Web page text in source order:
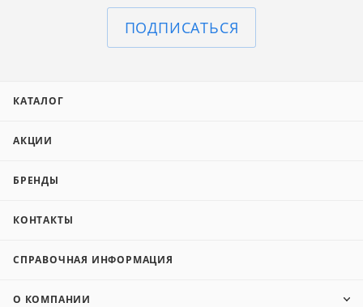
ПОДПИСАТЬСЯ
КАТАЛОГ
АКЦИИ
БРЕНДЫ
КОНТАКТЫ
СПРАВОЧНАЯ ИНФОРМАЦИЯ
О КОМПАНИИ